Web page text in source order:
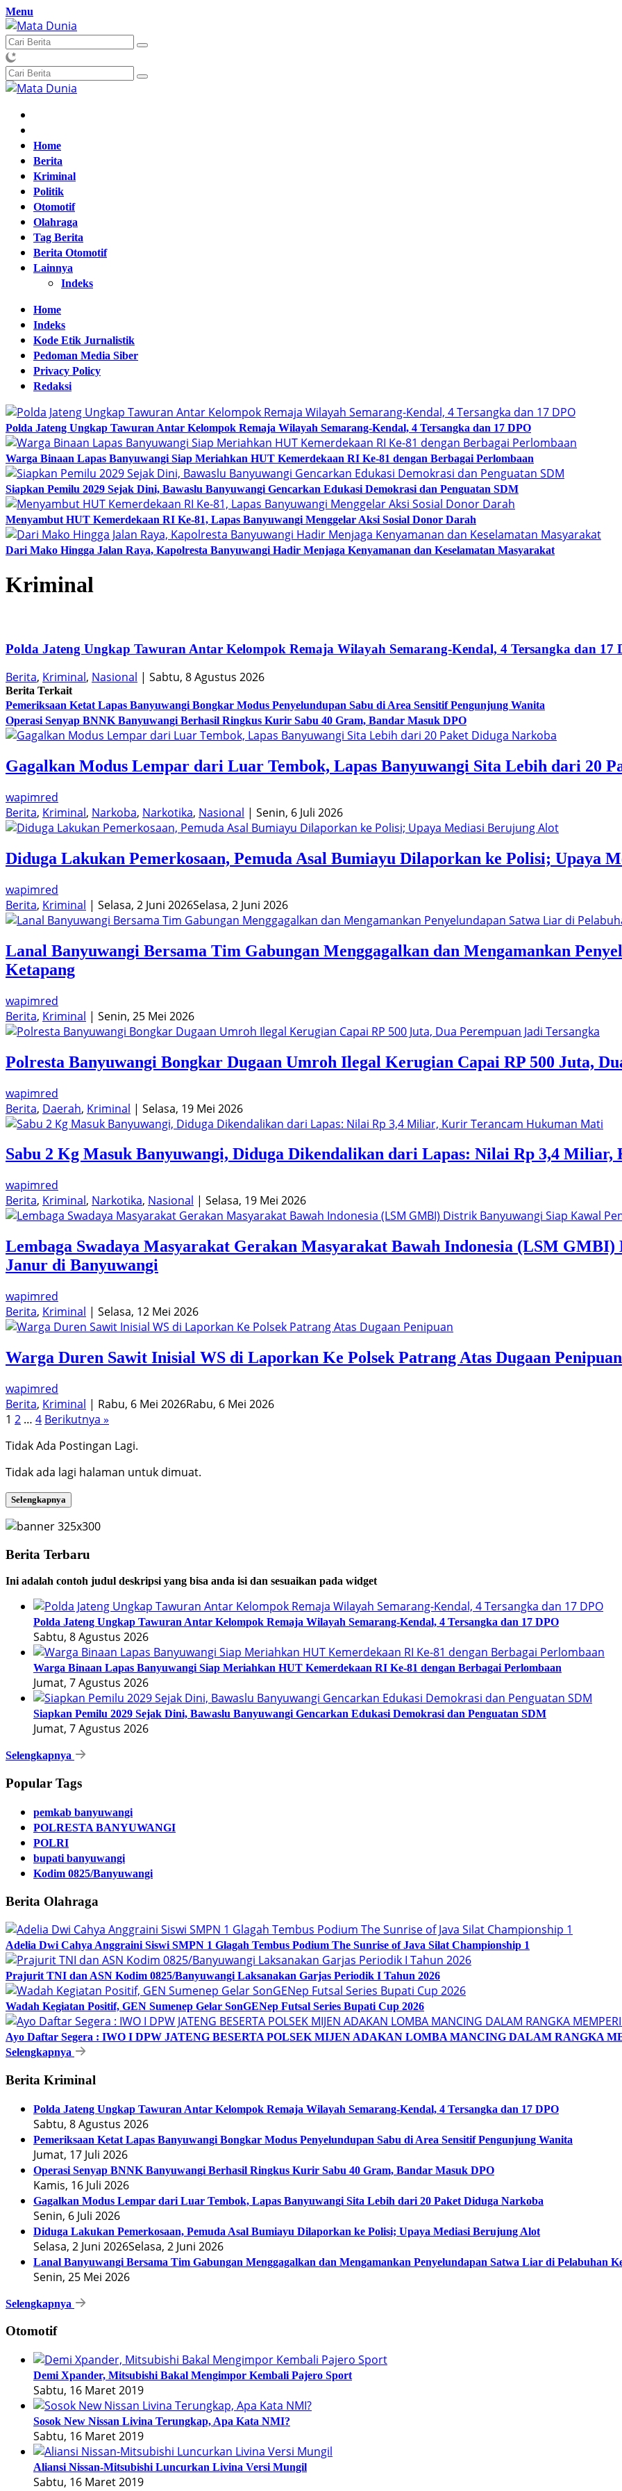
Langsung
ke
konten
Menu
Home
Berita
Kriminal
Politik
Otomotif
Olahraga
Tag Berita
Berita Otomotif
Lainnya
Indeks
Home
Indeks
Kode Etik Jurnalistik
Pedoman Media Siber
Privacy Policy
Redaksi
Polda Jateng Ungkap Tawuran Antar Kelompok Remaja Wilayah Semarang-Kendal, 4 Tersangka dan 17 DPO
Warga Binaan Lapas Banyuwangi Siap Meriahkan HUT Kemerdekaan RI Ke-81 dengan Berbagai Perlombaan
Siapkan Pemilu 2029 Sejak Dini, Bawaslu Banyuwangi Gencarkan Edukasi Demokrasi dan Penguatan SDM
Menyambut HUT Kemerdekaan RI Ke-81, Lapas Banyuwangi Menggelar Aksi Sosial Donor Darah
Dari Mako Hingga Jalan Raya, Kapolresta Banyuwangi Hadir Menjaga Kenyamanan dan Keselamatan Masyarakat
Kriminal
Polda Jateng Ungkap Tawuran Antar Kelompok Remaja Wilayah Semarang-Kendal, 4 Tersangka dan 17
Berita, Kriminal, Nasional | Sabtu, 8 Agustus 2026
Berita Terkait
Pemeriksaan Ketat Lapas Banyuwangi Bongkar Modus Penyelundupan Sabu di Area Sensitif Pengunjung Wanita
Operasi Senyap BNNK Banyuwangi Berhasil Ringkus Kurir Sabu 40 Gram, Bandar Masuk DPO
Gagalkan Modus Lempar dari Luar Tembok, Lapas Banyuwangi Sita Lebih dari 20
wapimred
Berita, Kriminal, Narkoba, Narkotika, Nasional | Senin, 6 Juli 2026
Diduga Lakukan Pemerkosaan, Pemuda Asal Bumiayu Dilaporkan ke Polisi; Upaya
wapimred
Berita, Kriminal | Selasa, 2 Juni 2026Selasa, 2 Juni 2026
Lanal Banyuwangi Bersama Tim Gabungan Menggagalkan dan Mengamankan
Ketapang
wapimred
Berita, Kriminal | Senin, 25 Mei 2026
Polresta Banyuwangi Bongkar Dugaan Umroh Ilegal Kerugian Capai RP 500 Juta,
wapimred
Berita, Daerah, Kriminal | Selasa, 19 Mei 2026
Sabu 2 Kg Masuk Banyuwangi, Diduga Dikendalikan dari Lapas: Nilai Rp 3,4
wapimred
Berita, Kriminal, Narkotika, Nasional | Selasa, 19 Mei 2026
Lembaga Swadaya Masyarakat Gerakan Masyarakat Bawah Indonesia (LSM
Janur di Banyuwangi
wapimred
Berita, Kriminal | Selasa, 12 Mei 2026
Warga Duren Sawit Inisial WS di Laporkan Ke Polsek Patrang Atas Dugaan Penipuan
wapimred
Berita, Kriminal | Rabu, 6 Mei 2026Rabu, 6 Mei 2026
Paginasi
pos
1 2 … 4 Berikutnya »
Tidak Ada Postingan Lagi.
Tidak ada lagi halaman untuk dimuat.
Selengkapnya
Berita Terbaru
Ini adalah contoh judul deskripsi yang bisa anda isi dan sesuaikan pada widget
Polda Jateng Ungkap Tawuran Antar Kelompok Remaja Wilayah Semarang-Kendal, 4 Tersangka dan 17 DPO
Sabtu, 8 Agustus 2026
Warga Binaan Lapas Banyuwangi Siap Meriahkan HUT Kemerdekaan RI Ke-81 dengan Berbagai Perlombaan
Jumat, 7 Agustus 2026
Siapkan Pemilu 2029 Sejak Dini, Bawaslu Banyuwangi Gencarkan Edukasi Demokrasi dan Penguatan SDM
Jumat, 7 Agustus 2026
Selengkapnya
Popular Tags
pemkab banyuwangi
POLRESTA BANYUWANGI
POLRI
bupati banyuwangi
Kodim 0825/Banyuwangi
Berita Olahraga
Adelia Dwi Cahya Anggraini Siswi SMPN 1 Glagah Tembus Podium The Sunrise of Java Silat Championship 1
Prajurit TNI dan ASN Kodim 0825/Banyuwangi Laksanakan Garjas Periodik I Tahun 2026
Wadah Kegiatan Positif, GEN Sumenep Gelar SonGENep Futsal Series Bupati Cup 2026
Ayo Daftar Segera : IWO I DPW JATENG BESERTA POLSEK MIJEN ADAKAN LOMBA MANCING DALAM RANGKA
Selengkapnya
Berita Kriminal
Polda Jateng Ungkap Tawuran Antar Kelompok Remaja Wilayah Semarang-Kendal, 4 Tersangka dan 17 DPO
Sabtu, 8 Agustus 2026
Pemeriksaan Ketat Lapas Banyuwangi Bongkar Modus Penyelundupan Sabu di Area Sensitif Pengunjung Wanita
Jumat, 17 Juli 2026
Operasi Senyap BNNK Banyuwangi Berhasil Ringkus Kurir Sabu 40 Gram, Bandar Masuk DPO
Kamis, 16 Juli 2026
Gagalkan Modus Lempar dari Luar Tembok, Lapas Banyuwangi Sita Lebih dari 20 Paket Diduga Narkoba
Senin, 6 Juli 2026
Diduga Lakukan Pemerkosaan, Pemuda Asal Bumiayu Dilaporkan ke Polisi; Upaya Mediasi Berujung Alot
Selasa, 2 Juni 2026Selasa, 2 Juni 2026
Lanal Banyuwangi Bersama Tim Gabungan Menggagalkan dan Mengamankan Penyelundapan Satwa Liar di Pelabuhan
Senin, 25 Mei 2026
Selengkapnya
Otomotif
Demi Xpander, Mitsubishi Bakal Mengimpor Kembali Pajero Sport
Sabtu, 16 Maret 2019
Sosok New Nissan Livina Terungkap, Apa Kata NMI?
Sabtu, 16 Maret 2019
Aliansi Nissan-Mitsubishi Luncurkan Livina Versi Mungil
Sabtu, 16 Maret 2019